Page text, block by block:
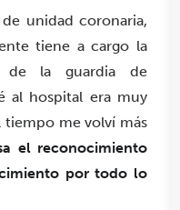
unidad coronaria,
tiene a cargo la
de la guardia de
al hospital era muy
me volví más
el reconocimiento
por todo lo